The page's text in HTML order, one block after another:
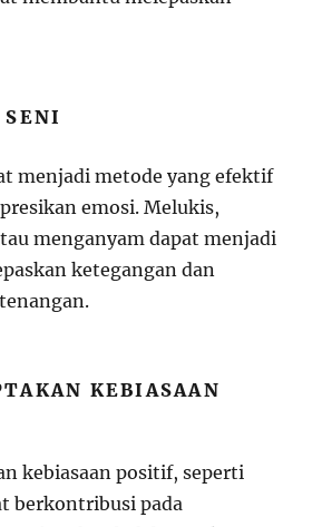
menjadi metode yang efektif
emosi. Melukis,
menganyam dapat menjadi
ketegangan dan
KEBIASAAN
kebiasaan positif, seperti
berkontribusi pada